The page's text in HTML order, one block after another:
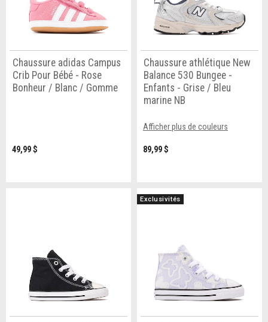
Chaussure adidas Campus
Crib Pour Bébé - Rose
Bonheur / Blanc / Gomme
49,99 $
Chaussure athlétique New
Balance 530 Bungee -
Enfants - Grise / Bleu
marine NB
Afficher plus de couleurs
89,99 $
Exclusivités